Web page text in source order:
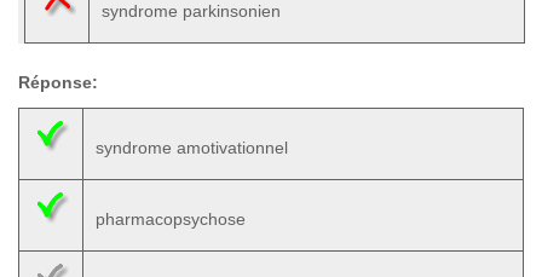
syndrome parkinsonien
Réponse:
syndrome amotivationnel
pharmacopsychose